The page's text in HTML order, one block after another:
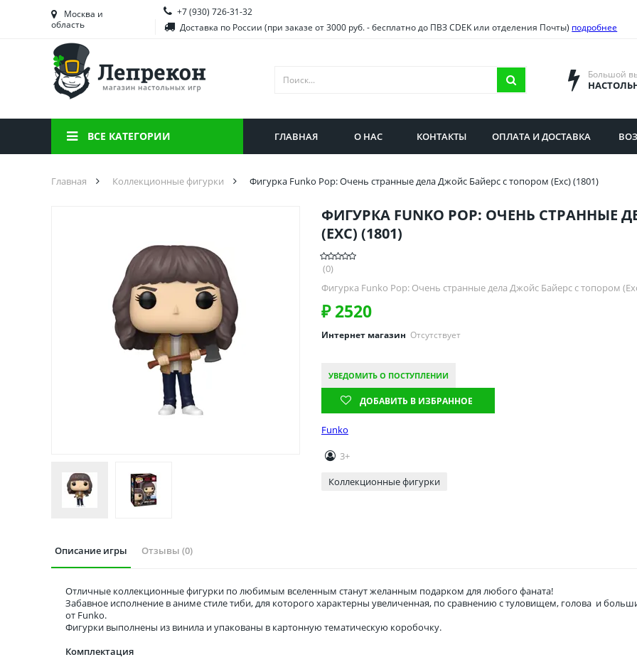
Башкортостан
Брянская область
Вологодская область
Воронежская область
Иркутская область
Саратовская область
Москва и
область
+7 (930) 726-31-32
Доставка по России (при заказе от 3000 руб. - бесплатно до ПВЗ CDEK или отделения Почты) подробнее
Большой
ВСЕ КАТЕГОРИИ ГЛАВНАЯ О НАС КОНТАКТЫ ОПЛАТА И ДОСТАВКА
Главная Коллекционные фигурки Фигурка Funko Pop: Очень странные дела Джойс Байерс с топором (Exc) (1801)
ФИГУРКА FUNKO POP: ОЧЕНЬ
(EXC) (1801)
(0)
Фигурка Funko Pop: Очень странные дела Джойс Байерс с топором
₽ 2520
Интернет магазин Отсутствует
УВЕДОМИТЬ О ПОСТУПЛЕНИИ
ДОБАВИТЬ В ИЗБРАННОЕ
Funko
3+
Коллекционные фигурки
Описание игры Отзывы (0)
Отличные коллекционные фигурки по любимым вселенным станут желанным подарком для любого фаната!
Забавное исполнение в аниме стиле тиби, для которого характерны увеличенная, по сравнению с туловищем, голова и
от Funko.
Фигурки выполнены из винила и упакованы в картонную тематическую коробочку.
Комплектация